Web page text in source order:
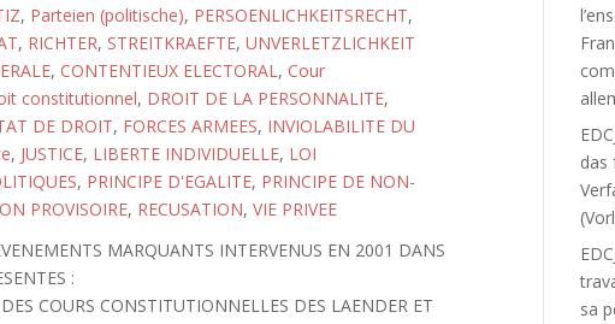
, Parteien (politische), PERSOENLICHKEITSRECHT,
, RICHTER, STREITKRAEFTE, UNVERLETZLICHKEIT
, CONTENTIEUX ELECTORAL, Cour
constitutionnel, DROIT DE LA PERSONNALITE,
DE DROIT, FORCES ARMEES, INVIOLABILITE DU
, JUSTICE, LIBERTE INDIVIDUELLE, LOI
, PRINCIPE D'EGALITE, PRINCIPE DE NON-
PROVISOIRE, RECUSATION, VIE PRIVEE
MARQUANTS INTERVENUS EN 2001 DANS
:
COURS CONSTITUTIONNELLES DES LAENDER ET
das
sa